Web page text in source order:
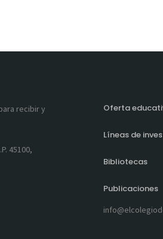
recibir y
45100,
Oferta
Líneas de
Bibliotecas
Publicaciones